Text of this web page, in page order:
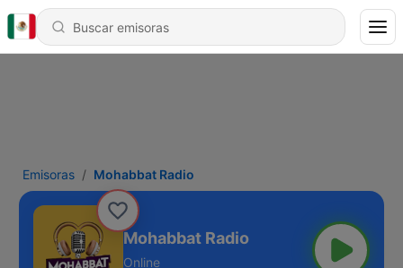
Emisoras Mohabbat Radio
Mohabbat Radio
Online